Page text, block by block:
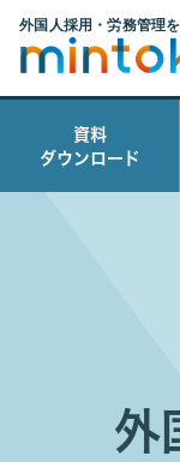
資料
ダウンロード
外